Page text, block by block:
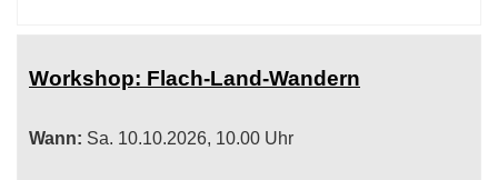
Workshop: Flach-Land-Wandern
Wann: Sa. 10.10.2026, 10.00 Uhr